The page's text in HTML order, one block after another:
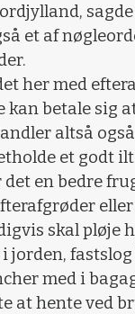
et af
her med
betale sig
altså
et godt
en bedre
skal pløje
jorden,
med i
at hente ved